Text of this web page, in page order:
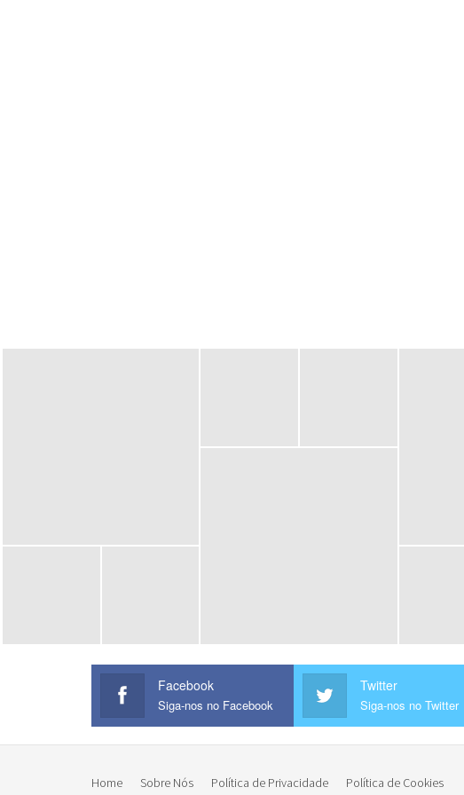
Facebook
Siga-nos no Facebook
Twitter
Siga-nos no Twitter
Home Sobre Nós Política de Privacidade Política de Cookies